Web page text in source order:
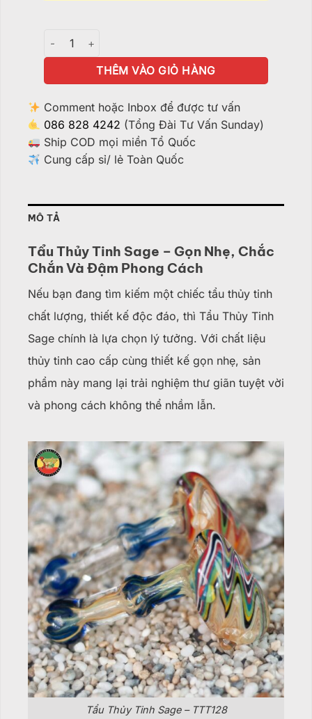
Tẩu Thủy Tinh Sage - TTT128 số lượng
THÊM VÀO GIỎ HÀNG
Comment hoặc Inbox để được tư vấn
086 828 4242 (Tổng Đài Tư Vấn Sunday)
Ship COD mọi miền Tổ Quốc
Cung cấp sỉ/ lẻ Toàn Quốc
MÔ TẢ
Tẩu Thủy Tinh Sage – Gọn Nhẹ, Chắc
Chắn Và Đậm Phong Cách
Nếu bạn đang tìm kiếm một chiếc tẩu thủy tinh
chất lượng, thiết kế độc đáo, thì Tẩu Thủy Tinh
Sage chính là lựa chọn lý tưởng. Với chất liệu
thủy tinh cao cấp cùng thiết kế gọn nhẹ, sản
phẩm này mang lại trải nghiệm thư giãn tuyệt vời
và phong cách không thể nhầm lẫn.
Tẩu Thủy Tinh Sage – TTT128